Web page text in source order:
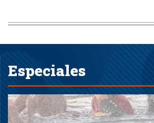
Especiales